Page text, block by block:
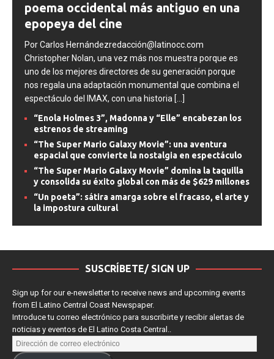
poema occidental más antiguo en una
epopeya del cine
Por Carlos Hernándezredacción@latinocc.com
Christopher Nolan, una vez más nos muestra porque es
uno de los mejores directores de su generación porque
nos regala una adaptación monumental que combina el
espectáculo del IMAX, con una historia [...]
“Enola Holmes 3”, Madonna y “Elle” encabezan los
estrenos de streaming
“The Super Mario Galaxy Movie”: una aventura
espacial que convierte la nostalgia en espectáculo
“The Super Mario Galaxy Movie” domina la taquilla
y consolida su éxito global con más de $629 millones
“Un poeta”: sátira amarga sobre el fracaso, el arte y
la impostura cultural
SUSCRÍBETE/ SIGN UP
Sign up for our e-newsletter to receive news and upcoming events
from El Latino Central Coast Newspaper.
Introduce tu correo electrónico para suscribirte y recibir alertas de
noticias y eventos de El Latino Costa Central..